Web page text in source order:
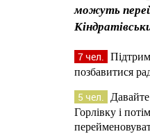
можуть
7 чел.
позбавитися
5 чел.
Горлівку і